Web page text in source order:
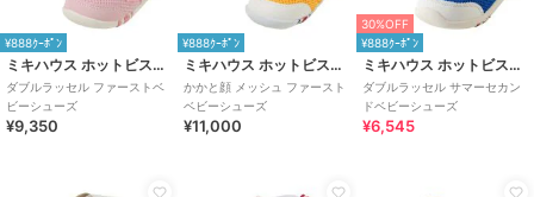
¥888ｸｰﾎﾟﾝ
ミキハウス ホットビスケッツ
ダブルラッセル ファーストベ
ビーシューズ
¥9,350
¥888ｸｰﾎﾟﾝ
ミキハウス ホットビスケッツ
かかと顔 メッシュ ファースト
ベビーシューズ
¥11,000
30%OFF
¥888ｸｰﾎﾟﾝ
ミキハウス ホットビスケッツ
ダブルラッセル サマーセカン
ドベビーシューズ
¥6,545